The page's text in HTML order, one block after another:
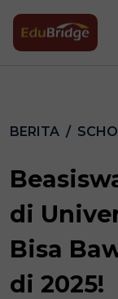
BERITA
di
Bisa
di 2025!